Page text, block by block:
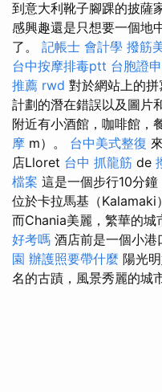
到意大利靴子腳踝的披薩
感興趣還是只想要一個地
了。 記帳士 會計學 撥筋
台中按摩排毒ptt 台胞證
推薦 rwd 對於網站上的
計劃的潛在錯誤以及圖片
附近有小酒館，咖啡館，
摩 m）。 台中美式整復
店Lloret 台中 抓龍筋 de
檔案 這是一個步行10分鐘
位於卡拉馬基（Kalamaki
而Chania美麗，繁華的城
好考嗎 酒店前是一個小港
園 辦護照要帶什麼 陽光
名的古蹟，風景秀麗的城